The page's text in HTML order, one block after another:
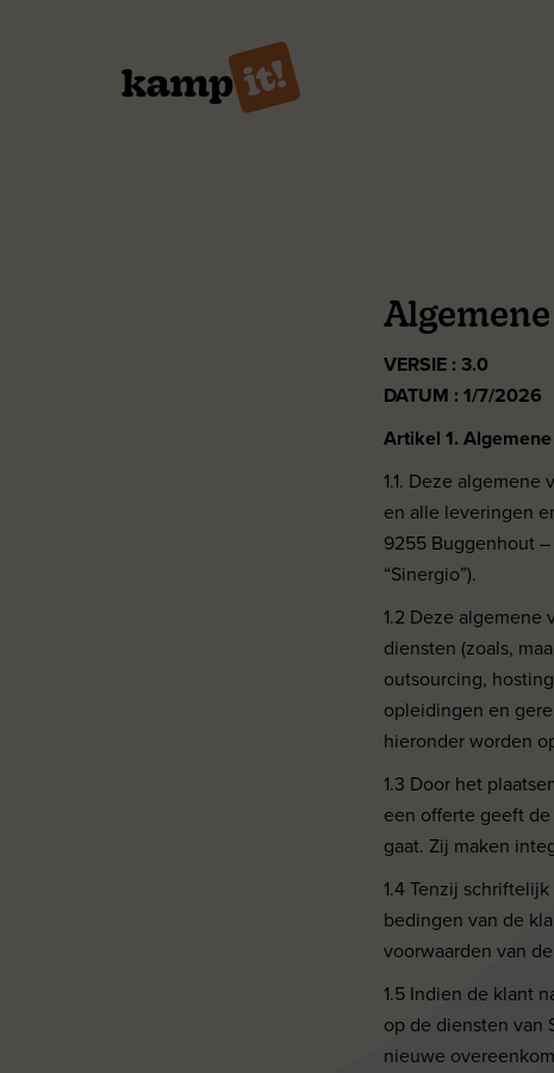
VERSIE : 3.0
DATUM : 1/7/2026
Artikel 1.
1.1. Deze
en alle leveringen
9255 Buggenhout
“Sinergio”).
1.2 Deze
diensten (zoals,
outsourcing,
opleidingen en
hieronder worden
1.3 Door het
een offerte geeft
gaat. Zij maken
1.4 Tenzij
bedingen van de
voorwaarden van
1.5 Indien de klant
op de diensten van
nieuwe